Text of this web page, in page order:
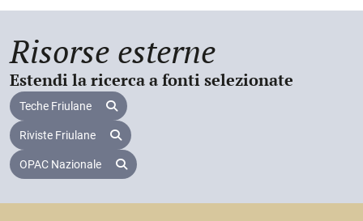
Risorse esterne
Estendi la ricerca a fonti selezionate
Teche Friulane
Riviste Friulane
OPAC Nazionale